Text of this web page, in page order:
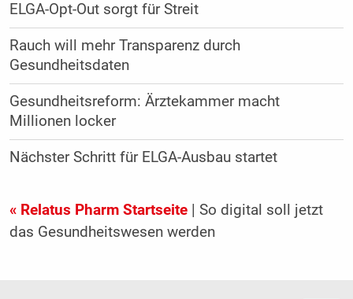
ELGA-Opt-Out sorgt für Streit
Rauch will mehr Transparenz durch
Gesundheitsdaten
Gesundheitsreform: Ärztekammer macht
Millionen locker
Nächster Schritt für ELGA-Ausbau startet
« Relatus Pharm Startseite| So digital soll jetzt
das Gesundheitswesen werden